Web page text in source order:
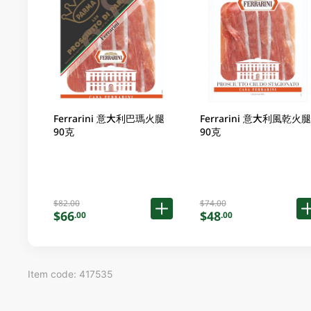
Ferrarini 意大利巴瑪火腿
90克
$82.00
$66.00
Ferrarini 意大利風乾火
90克
$74.00
$48.00
Item code: 417535